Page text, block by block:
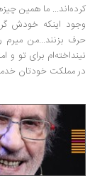
ما همین چیزها را
اینکه خودش گرجی
بزنند...من میرم رو
برای تو و امثال
مملکت خودتان خدمت